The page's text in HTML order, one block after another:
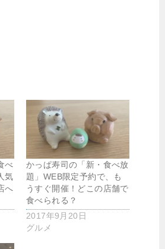
べ
気
へ
かっぱ寿司の「新・食べ放
題」WEB限定予約で、も
うすぐ開催！どこの店舗で
食べられる？
2017年9月20日
グルメ